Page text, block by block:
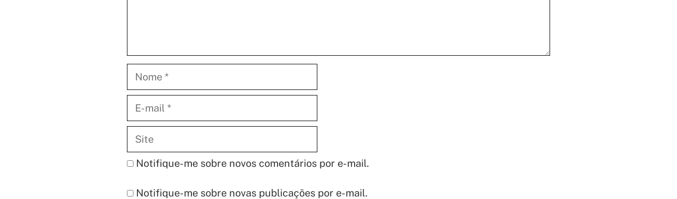
mail
Notifique-me sobre novos comentários por e-mail.
Notifique-me sobre novas publicações por e-mail.